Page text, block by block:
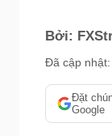
Bởi:
Đã cập
Đặt
Google